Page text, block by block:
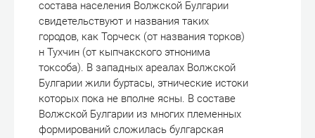
состава населения Волжской Булгарии
свидетельствуют и названия таких
городов, как Торческ (от названия торков)
н Тухчин (от кыпчакского этнонима
токсоба). В западных ареалах Волжской
Булгарии жили буртасы, этнические истоки
которых пока не вполне ясны. В составе
Волжской Булгарии из многих племенных
формирований сложилась булгарская